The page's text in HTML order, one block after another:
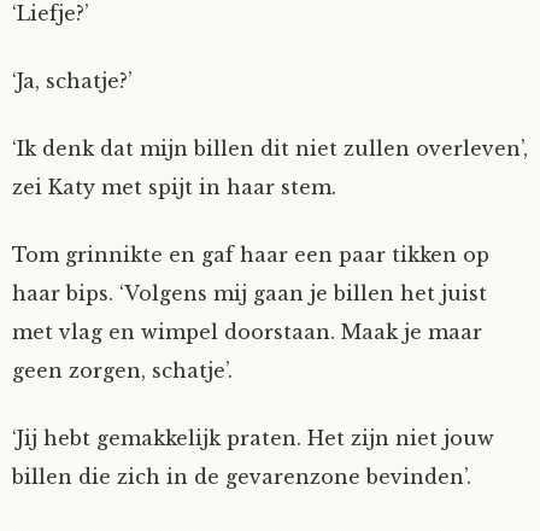
‘Liefje?’
‘Ja, schatje?’
‘Ik denk dat mijn billen dit niet zullen overleven’,
zei Katy met spijt in haar stem.
Tom grinnikte en gaf haar een paar tikken op
haar bips. ‘Volgens mij gaan je billen het juist
met vlag en wimpel doorstaan. Maak je maar
geen zorgen, schatje’.
‘Jij hebt gemakkelijk praten. Het zijn niet jouw
billen die zich in de gevarenzone bevinden’.